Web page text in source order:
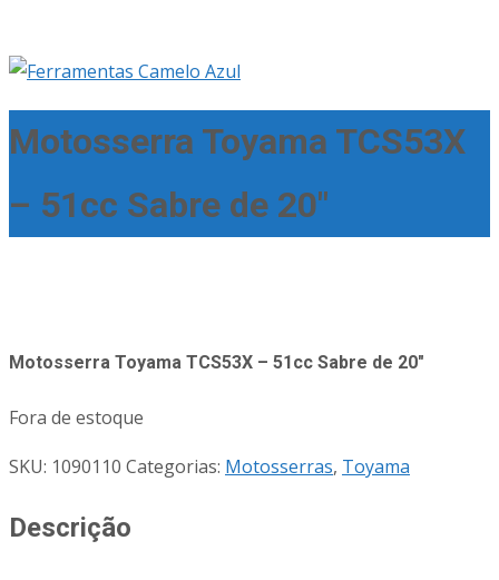
Motosserra Toyama TCS53X
– 51cc Sabre de 20″
Motosserra Toyama TCS53X – 51cc Sabre de 20″
Fora de estoque
SKU: 1090110 Categorias: Motosserras, Toyama
Descrição